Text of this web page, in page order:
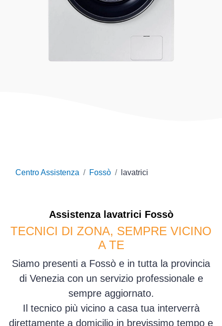
Centro Assistenza Fossò lavatrici
Assistenza lavatrici Fossò
TECNICI DI ZONA, SEMPRE VICINO
A TE
Siamo presenti a Fossò e in tutta la provincia
di Venezia con un servizio professionale e
sempre aggiornato.
Il tecnico più vicino a casa tua interverrà
direttamente a domicilio in brevissimo tempo e